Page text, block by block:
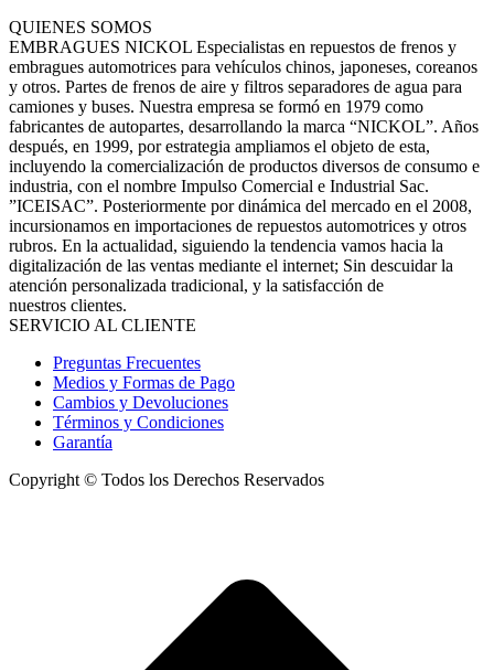
QUIENES SOMOS
EMBRAGUES NICKOL Especialistas en repuestos de frenos y
embragues automotrices para vehículos chinos, japoneses, coreanos
y otros. Partes de frenos de aire y filtros separadores de agua para
camiones y buses. Nuestra empresa se formó en 1979 como
fabricantes de autopartes, desarrollando la marca “NICKOL”. Años
después, en 1999, por estrategia ampliamos el objeto de esta,
incluyendo la comercialización de productos diversos de consumo e
industria, con el nombre Impulso Comercial e Industrial Sac.
”ICEISAC”. Posteriormente por dinámica del mercado en el 2008,
incursionamos en importaciones de repuestos automotrices y otros
rubros. En la actualidad, siguiendo la tendencia vamos hacia la
digitalización de las ventas mediante el internet; Sin descuidar la
atención personalizada tradicional, y la satisfacción de
nuestros clientes.
SERVICIO AL CLIENTE
Preguntas Frecuentes
Medios y Formas de Pago
Cambios y Devoluciones
Términos y Condiciones
Garantía
Copyright © Todos los Derechos Reservados